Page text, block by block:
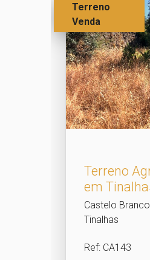
Terreno
Venda
Terreno
em
Castelo
Tinalhas
Ref: CA143